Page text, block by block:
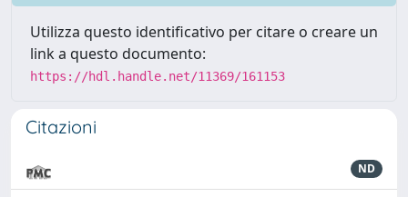
Utilizza questo identificativo per citare o creare un
link a questo documento:
https://hdl.handle.net/11369/161153
Citazioni
ND